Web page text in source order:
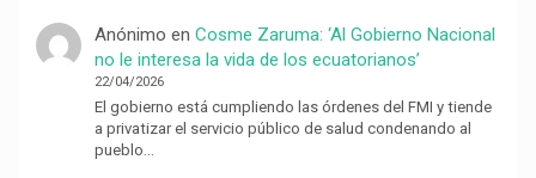
Anónimo en Cosme Zaruma: ‘Al Gobierno Nacional
no le interesa la vida de los ecuatorianos’
22/04/2026
El gobierno está cumpliendo las órdenes del FMI y tiende
a privatizar el servicio público de salud condenando al
pueblo…